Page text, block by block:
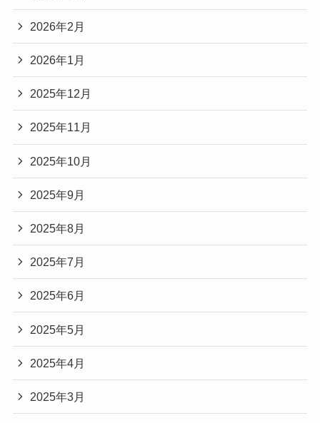
2026年2月
2026年1月
2025年12月
2025年11月
2025年10月
2025年9月
2025年8月
2025年7月
2025年6月
2025年5月
2025年4月
2025年3月